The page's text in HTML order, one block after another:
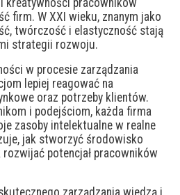
firm. W XXI wieku, znanym jako
twórczość i elastyczność stają
strategii rozwoju.
w procesie zarządzania
lepiej reagować na
oraz potrzeby klientów.
i podejściom, każda firma
zasoby intelektualne w realne
jak stworzyć środowisko
potencjał pracowników
zarządzania wiedzą i